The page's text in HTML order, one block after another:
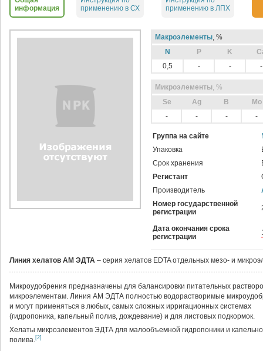
информация
применению в СХ
применению в ЛПХ
Макроэлементы, %
N
P K
0,5
- - -
Микроэлементы, %
Sе
Ag B
Mo
-
- - -
Группа на сайте
Упаковка
Срок хранения
Регистант
Производитель
Номер государственной
регистрации
Дата окончания срока
регистрации
Линия хелатов АМ ЭДТА – серия хелатов EDTA отдельных мезо- и
Микроудобрения предназначены для балансировки питательных
микроэлементам. Линия АМ ЭДТА полностью водорастворимые
и могут применяться в любых, самых сложных ирригационных системах
(гидропоника, капельный полив, дождевание) и для листовых подкормок.
Хелаты микроэлементов ЭДТА для малообъемной гидропоники и
полива.[2]